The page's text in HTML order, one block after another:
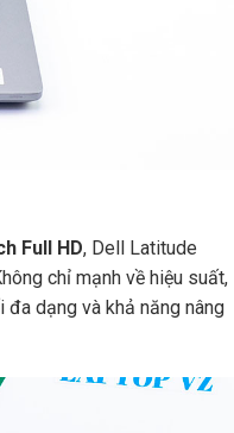
Full HD, Dell Latitude
chỉ mạnh về hiệu suất,
dạng và khả năng nâng